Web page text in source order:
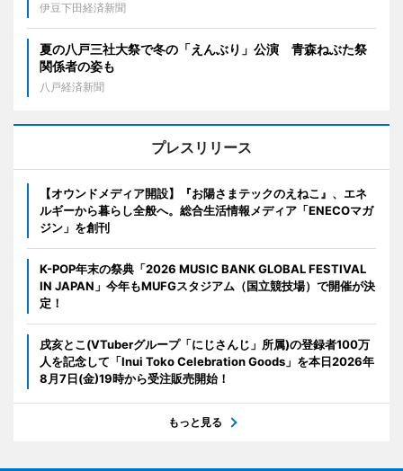
伊豆下田経済新聞
夏の八戸三社大祭で冬の「えんぶり」公演 青森ねぶた祭
関係者の姿も
八戸経済新聞
プレスリリース
【オウンドメディア開設】『お陽さまテックのえねこ』、エネ
ルギーから暮らし全般へ。総合生活情報メディア「ENECOマガ
ジン」を創刊
K-POP年末の祭典「2026 MUSIC BANK GLOBAL FESTIVAL
IN JAPAN」今年もMUFGスタジアム（国立競技場）で開催が決
定！
戌亥とこ(VTuberグループ「にじさんじ」所属)の登録者100万
人を記念して「Inui Toko Celebration Goods」を本日2026年
8月7日(金)19時から受注販売開始！
もっと見る